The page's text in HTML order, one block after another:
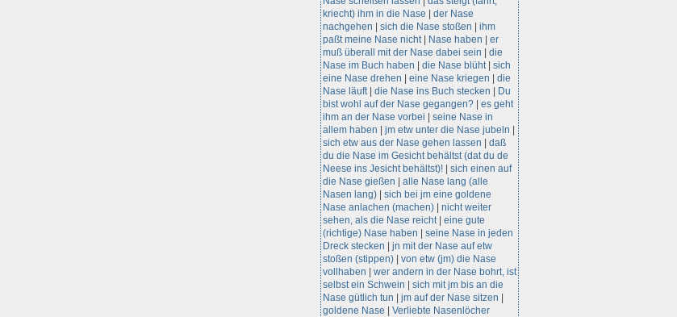
kriecht) ihm in die Nase
der Nase
nachgehen
sich die Nase stoßen
ihm
paßt meine Nase nicht| Nase haben
er
muß überall mit der Nase dabei sein
die
Nase im Buch haben
die Nase blüht| sich
eine Nase drehen
eine Nase kriegen
die
Nase läuft| die Nase ins Buch stecken
Du
bist wohl auf der Nase gegangen?
es geht
ihm an der Nase vorbei
seine Nase in
allem haben
jm etw unter die Nase jubeln
sich etw aus der Nase gehen lassen
daß
du die Nase im Gesicht behältst (dat du de
Neese ins Jesicht behältst)!
sich einen auf
die Nase gießen
alle Nase lang (alle
Nasen lang)
sich bei jm eine goldene
Nase anlachen (machen)
nicht weiter
sehen, als die Nase reicht| eine gute
(richtige) Nase haben
seine Nase in jeden
Dreck stecken
jn mit der Nase auf etw
stoßen (stippen)
von etw (jm) die Nase
vollhaben
wer andern in der Nase bohrt, ist
selbst ein Schwein
sich mit jm bis an die
Nase gütlich tun
jm auf der Nase sitzen
goldene Nase
Verliebte Nasenlöcher